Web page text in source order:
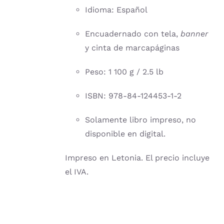
Idioma: Español
Encuadernado con tela,banner
y cinta de marcapáginas
Peso: 1 100 g / 2.5 lb
ISBN: 978-84-124453-1-2
Solamente libro impreso, no
disponible en digital.
Impreso en Letonia. El precio incluye
el IVA.